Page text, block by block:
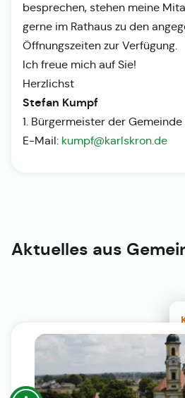
besprechen, stehen meine
gerne im Rathaus zu den
Öffnungszeiten zur Verfügung.
Ich freue mich auf Sie!
Herzlichst
Stefan Kumpf
1. Bürgermeister der
E-Mail: kumpf@karlskron.de
Aktuelles aus